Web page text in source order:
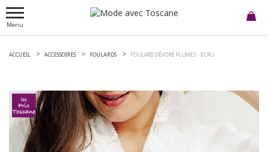
Menu
ACCUEIL ACCESSOIRES FOULARDS FOULARD DÉVORÉ PLUMES - ECRU